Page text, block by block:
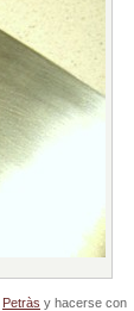
Petràs y hacerse con